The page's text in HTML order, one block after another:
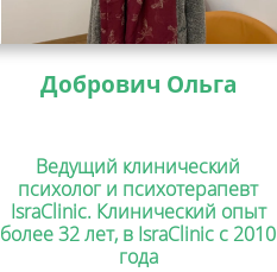
Добрович Ольга
Ведущий клинический
психолог и психотерапевт
IsraClinic. Клинический опыт
более 32 лет, в IsraClinic с 2010
года